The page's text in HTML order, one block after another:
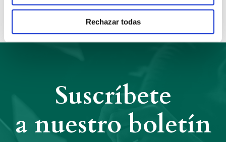
Rechazar todas
Suscríbete
a nuestro boletín